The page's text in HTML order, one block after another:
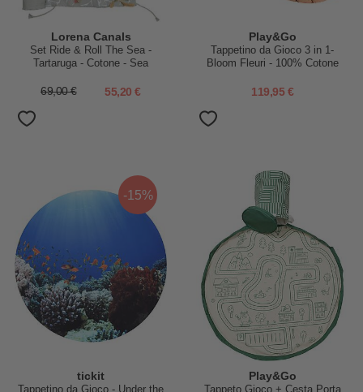
Lorena Canals
Set Ride & Roll The Sea -
Tartaruga - Cotone - Sea
Lunga 4 metri!
69,00 € 55,20 €
Play&Go
Tappetino da Gioco 3 in 1-
Bloom Fleuri - 100% Cotone
119,95 €
-15%
tickit
Tappetino da Gioco - Under the
Play&Go
Tappeto Gioco + Cesta Porta